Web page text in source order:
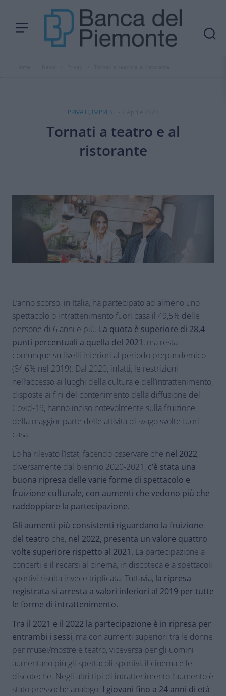
PRIVATI, IMPRESE
Tornati a teatro e al
ristorante
L’anno scorso, in Italia, ha partecipato ad almeno uno
spettacolo o intrattenimento fuori casa il 49,5% delle
persone di 6 anni e più. La quota è superiore di 28,4
punti percentuali a quella del 2021, ma resta
comunque su livelli inferiori al periodo prepandemico
(64,6% nel 2019). Dal 2020, infatti, le restrizioni
nell’accesso ai luoghi della cultura e dell’intrattenimento,
disposte ai fini del contenimento della diffusione del
Covid-19, hanno inciso notevolmente sulla fruizione
della maggior parte delle attività di svago svolte fuori
casa.
Lo ha rilevato l’Istat, facendo osservare che nel 2022,
diversamente dal biennio 2020-2021, c’è stata una
buona ripresa delle varie forme di spettacolo e
fruizione culturale, con aumenti che vedono più che
raddoppiare la partecipazione.
Gli aumenti più consistenti riguardano la fruizione
del teatro che, nel 2022, presenta un valore quattro
volte superiore rispetto al 2021. La partecipazione a
concerti e il recarsi al cinema, in discoteca e a spettacoli
sportivi risulta invece triplicata. Tuttavia, la ripresa
registrata si arresta a valori inferiori al 2019 per tutte
le forme di intrattenimento.
Tra il 2021 e il 2022 la partecipazione è in ripresa per
entrambi i sessi, ma con aumenti superiori tra le donne
per musei/mostre e teatro, viceversa per gli uomini
aumentano più gli spettacoli sportivi, il cinema e le
discoteche. Negli altri tipi di intrattenimento l’aumento è
stato pressoché analogo. I giovani fino a 24 anni di età